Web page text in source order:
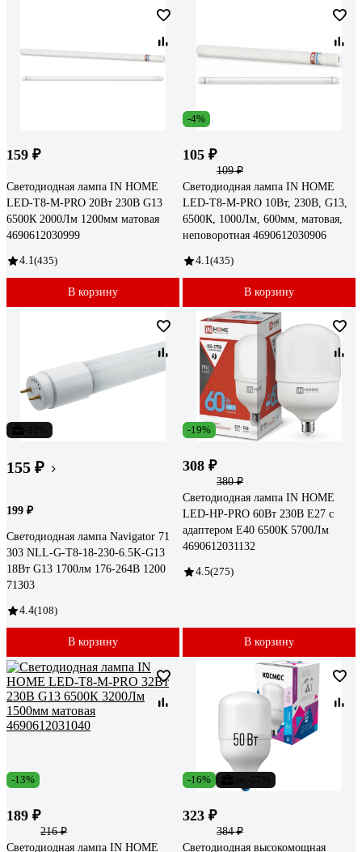
159 ₽
Светодиодная лампа IN HOME
LED-T8-М-PRO 20Вт 230В G13
6500К 2000Лм 1200мм матовая
4690612030999
4.1 (435)
В корзину
-4%
105 ₽
109 ₽
Светодиодная лампа IN HOME
LED-T8-М-PRO 10Вт, 230В, G13,
6500К, 1000Лм, 600мм, матовая,
неповоротная 4690612030906
4.1 (435)
В корзину
155 ₽
199 ₽
Светодиодная лампа Navigator 71
303 NLL-G-T8-18-230-6.5K-G13
18Вт G13 1700лм 176-264В 1200
71303
4.4(108)
В корзину
-19%
308 ₽
380 ₽
Светодиодная лампа IN HOME
LED-HP-PRO 60Вт 230В E27 с
адаптером Е40 6500К 5700Лм
4690612031132
4.5(275)
В корзину
-13%
189 ₽
216 ₽
Светодиодная лампа IN HOME
-16%
323 ₽
384 ₽
Светодиодная высокомощная